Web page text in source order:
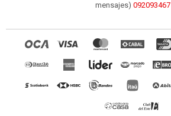
mensajes) 092093467